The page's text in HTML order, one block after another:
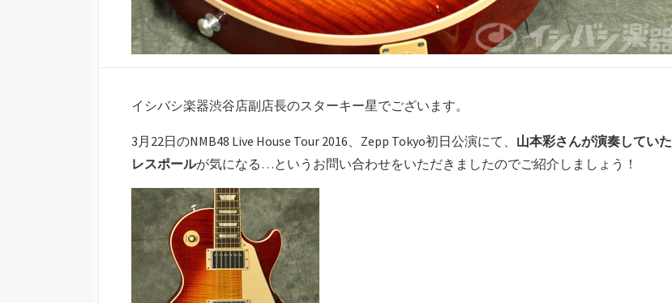
イシバシ楽器渋谷店副店長のスターキー星でございます。
3月22日のNMB48 Live House Tour 2016、Zepp Tokyo初日公演にて、 山本彩さんが演奏していた
レスポールが気になる…というお問い合わせをいただきましたのでご紹介しましょう！